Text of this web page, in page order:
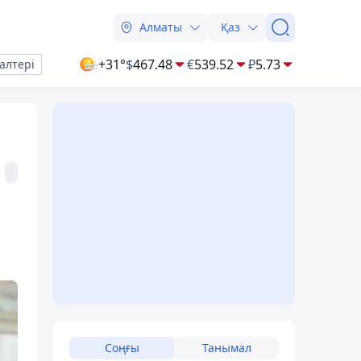
Алматы Қаз
+31°$467.48 €539.52 ₽5.73
Соңғы Танымал